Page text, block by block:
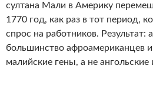
султана Мали в Америку
1770 год, как раз в тот период,
спрос на работников. Результат:
большинство афроамериканцев
малийские гены, а не